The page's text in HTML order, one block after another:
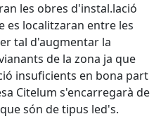
les obres d'instal.lació
es localitzaran entre les
tal d'augmentar la
de la zona ja que
insuficients en bona part
Citelum s'encarregarà de
són de tipus led's.